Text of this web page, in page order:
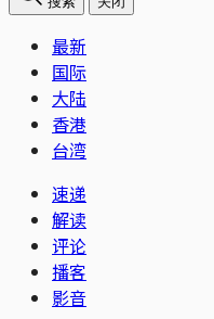
最新
国际
大陆
香港
台湾
速递
解读
评论
播客
影音